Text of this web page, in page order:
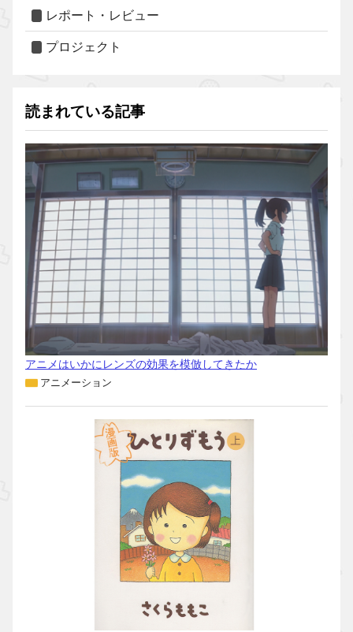
レポート・レビュー
プロジェクト
読まれている記事
アニメはいかにレンズの効果を模倣してきたか
アニメーション